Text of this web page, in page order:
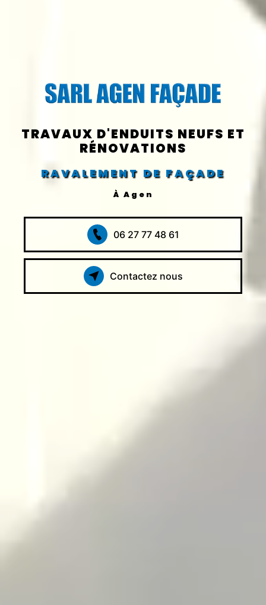
TRAVAUX D'ENDUITS NEUFS ET
RÉNOVATIONS
RAVALEMENT DE FAÇADE
À Agen
06 27 77 48 61
Contactez nous